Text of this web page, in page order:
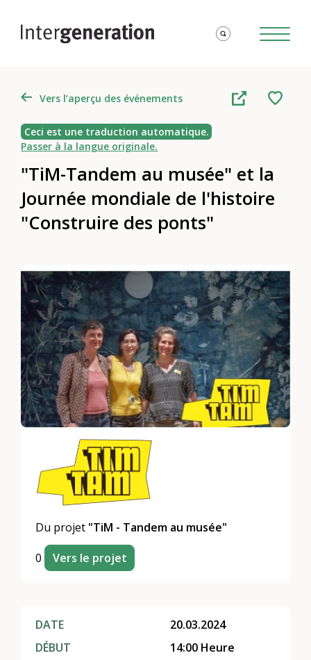
Vers l’aperçu des événements
Ceci est une traduction automatique.
Passer à la langue originale.
"TiM-Tandem au musée" et la
Journée mondiale de l'histoire
"Construire des ponts"
Du projet "TiM - Tandem au musée"
0 Vers le projet
DATE
DÉBUT
20.03.2024
14:00 Heure